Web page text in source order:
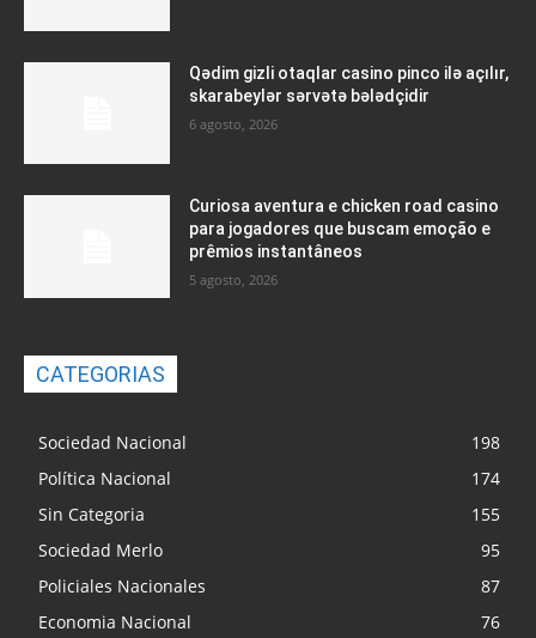
Qədim gizli otaqlar casino pinco ilə açılır,
skarabeylər sərvətə bələdçidir
6 agosto, 2026
Curiosa aventura e chicken road casino
para jogadores que buscam emoção e
prêmios instantâneos
5 agosto, 2026
CATEGORIAS
Sociedad Nacional
198
Política Nacional
174
Sin Categoria
155
Sociedad Merlo
95
Policiales Nacionales
87
Economia Nacional
76